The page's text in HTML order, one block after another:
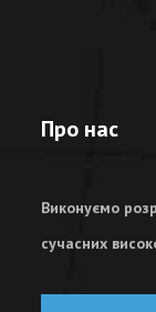
Про нас
Виконуємо
сучасних